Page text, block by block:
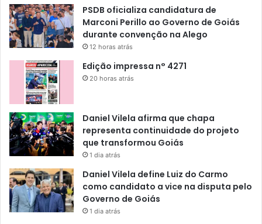
PSDB oficializa candidatura de
Marconi Perillo ao Governo de Goiás
durante convenção na Alego
12 horas atrás
Edição impressa n° 4271
20 horas atrás
Daniel Vilela afirma que chapa
representa continuidade do projeto
que transformou Goiás
1 dia atrás
Daniel Vilela define Luiz do Carmo
como candidato a vice na disputa pelo
Governo de Goiás
1 dia atrás